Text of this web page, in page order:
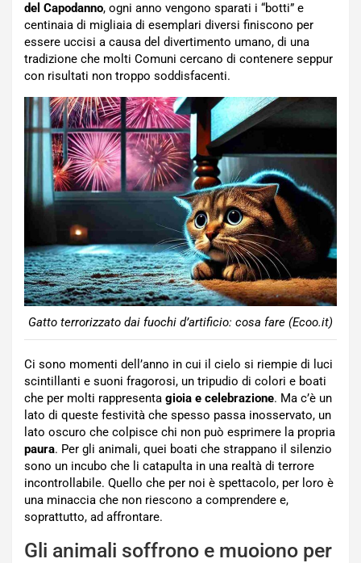
del Capodanno, ogni anno vengono sparati i “botti” e
centinaia di migliaia di esemplari diversi finiscono per
essere uccisi a causa del divertimento umano, di una
tradizione che molti Comuni cercano di contenere seppur
con risultati non troppo soddisfacenti.
Gatto terrorizzato dai fuochi d’artificio: cosa fare (Ecoo.it)
Ci sono momenti dell’anno in cui il cielo si riempie di luci
scintillanti e suoni fragorosi, un tripudio di colori e boati
che per molti rappresenta gioia e celebrazione. Ma c’è un
lato di queste festività che spesso passa inosservato, un
lato oscuro che colpisce chi non può esprimere la propria
paura. Per gli animali, quei boati che strappano il silenzio
sono un incubo che li catapulta in una realtà di terrore
incontrollabile. Quello che per noi è spettacolo, per loro è
una minaccia che non riescono a comprendere e,
soprattutto, ad affrontare.
Gli animali soffrono e muoiono per